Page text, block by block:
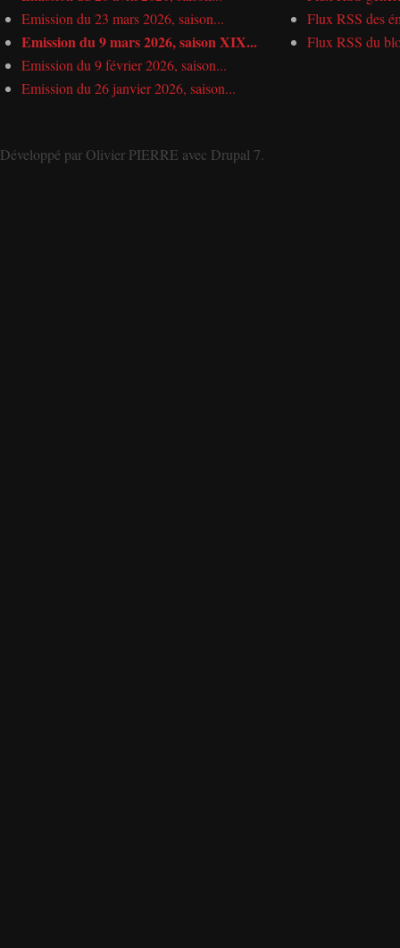
Emission du 23 mars 2026, saison...
Emission du 9 mars 2026, saison XIX...
Emission du 9 février 2026, saison...
Emission du 26 janvier 2026, saison...
Flux RSS des
Flux RSS du
Développé par Olivier PIERRE avec Drupal 7